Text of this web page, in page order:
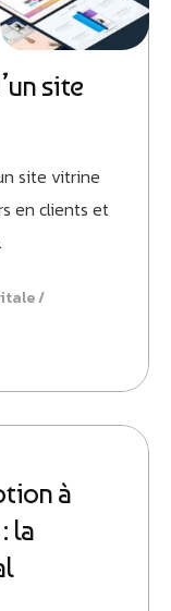
site
site vitrine
en clients et
à
la